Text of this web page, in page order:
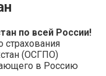
по всей России!
страхования
(ОСГПО)
в Россию